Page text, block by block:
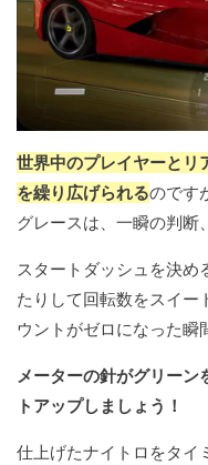
世界中のプレイヤーとリ
を繰り広げられるのです
グレースは、一瞬の判断
スタートダッシュを決め
たりして回転数をスイー
ウントがゼロになった瞬
メーターの針がグリー
トアップしましょう！
仕上げたナイトロをタイ